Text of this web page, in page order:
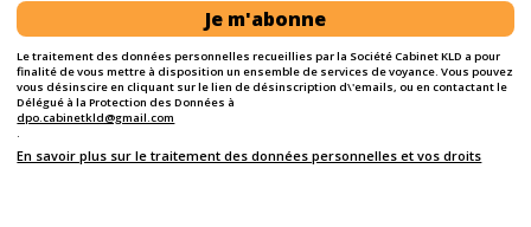
Je m'abonne
Le traitement des données personnelles recueillies par la Société Cabinet KLD a pour
finalité de vous mettre à disposition un ensemble de services de voyance. Vous pouvez
vous désinscire en cliquant sur le lien de désinscription d\'emails, ou en contactant le
Délégué à la Protection des Données à
dpo.cabinetkld@gmail.com
.
En savoir plus sur le traitement des données personnelles et vos droits